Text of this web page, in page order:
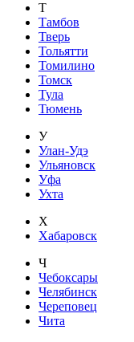
Т
Тамбов
Тверь
Тольятти
Томилино
Томск
Тула
Тюмень
У
Улан-Удэ
Ульяновск
Уфа
Ухта
Х
Хабаровск
Ч
Чебоксары
Челябинск
Череповец
Чита